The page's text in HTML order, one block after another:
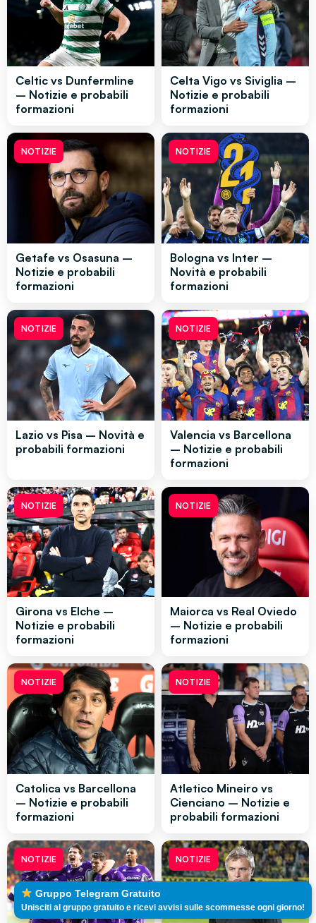
Celtic vs Dunfermline
– Notizie e probabili
formazioni
Celta Vigo vs Siviglia –
Notizie e probabili
formazioni
NOTIZIE
Getafe vs Osasuna –
Notizie e probabili
formazioni
NOTIZIE
Bologna vs Inter –
Novità e probabili
formazioni
NOTIZIE
Lazio vs Pisa – Novità e
probabili formazioni
NOTIZIE
Valencia vs Barcellona
– Notizie e probabili
formazioni
NOTIZIE
Girona vs Elche –
Notizie e probabili
formazioni
NOTIZIE
Maiorca vs Real Oviedo
– Notizie e probabili
formazioni
NOTIZIE
Catolica vs Barcellona
– Notizie e probabili
formazioni
NOTIZIE
Atletico Mineiro vs
Cienciano – Notizie e
probabili formazioni
NOTIZIE NOTIZIE
Gruppo Telegram Gratuito
Unisciti al gruppo gratuito e ricevi avvisi sulle scommesse ogni giorno!